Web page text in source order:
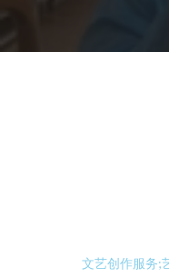
文艺创作服务;